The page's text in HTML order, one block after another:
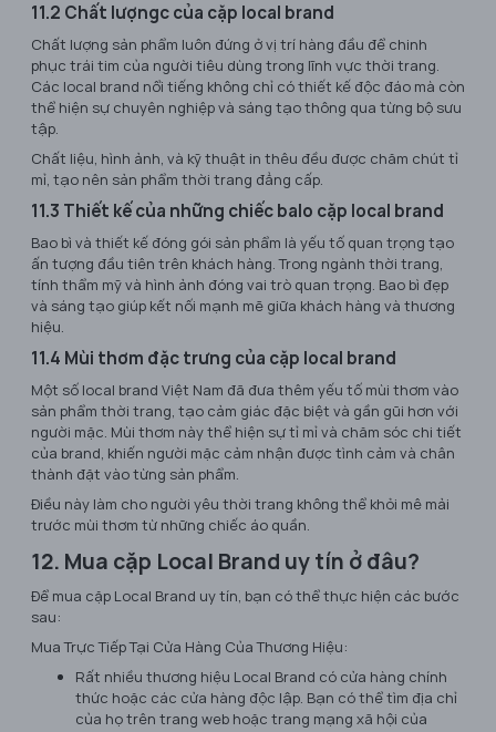
11.2 Chất lượngc của cặp local brand
Chất lượng sản phẩm luôn đứng ở vị trí hàng đầu để chinh
phục trái tim của người tiêu dùng trong lĩnh vực thời trang.
Các local brand nổi tiếng không chỉ có thiết kế độc đáo mà còn
thể hiện sự chuyên nghiệp và sáng tạo thông qua từng bộ sưu
tập.
Chất liệu, hình ảnh, và kỹ thuật in thêu đều được chăm chút tỉ
mỉ, tạo nên sản phẩm thời trang đẳng cấp.
11.3 Thiết kế của những chiếc balo cặp local brand
Bao bì và thiết kế đóng gói sản phẩm là yếu tố quan trọng tạo
ấn tượng đầu tiên trên khách hàng. Trong ngành thời trang,
tính thẩm mỹ và hình ảnh đóng vai trò quan trọng. Bao bì đẹp
và sáng tạo giúp kết nối mạnh mẽ giữa khách hàng và thương
hiệu.
11.4 Mùi thơm đặc trưng của cặp local brand
Một số local brand Việt Nam đã đưa thêm yếu tố mùi thơm vào
sản phẩm thời trang, tạo cảm giác đặc biệt và gần gũi hơn với
người mặc. Mùi thơm này thể hiện sự tỉ mỉ và chăm sóc chi tiết
của brand, khiến người mặc cảm nhận được tình cảm và chân
thành đặt vào từng sản phẩm.
Điều này làm cho người yêu thời trang không thể khỏi mê mải
trước mùi thơm từ những chiếc áo quần.
12. Mua cặp Local Brand uy tín ở đâu?
Để mua cặp Local Brand uy tín, bạn có thể thực hiện các bước
sau:
Mua Trực Tiếp Tại Cửa Hàng Của Thương Hiệu:
Rất nhiều thương hiệu Local Brand có cửa hàng chính
thức hoặc các cửa hàng độc lập. Bạn có thể tìm địa chỉ
của họ trên trang web hoặc trang mạng xã hội của